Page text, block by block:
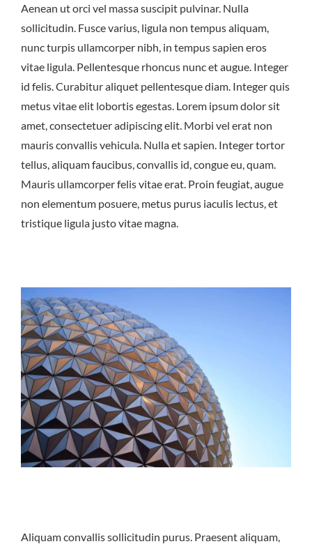
Aenean ut orci vel massa suscipit pulvinar. Nulla
sollicitudin. Fusce varius, ligula non tempus aliquam,
nunc turpis ullamcorper nibh, in tempus sapien eros
vitae ligula. Pellentesque rhoncus nunc et augue. Integer
id felis. Curabitur aliquet pellentesque diam. Integer quis
metus vitae elit lobortis egestas. Lorem ipsum dolor sit
amet, consectetuer adipiscing elit. Morbi vel erat non
mauris convallis vehicula. Nulla et sapien. Integer tortor
tellus, aliquam faucibus, convallis id, congue eu, quam.
Mauris ullamcorper felis vitae erat. Proin feugiat, augue
non elementum posuere, metus purus iaculis lectus, et
tristique ligula justo vitae magna.
Aliquam convallis sollicitudin purus. Praesent aliquam,